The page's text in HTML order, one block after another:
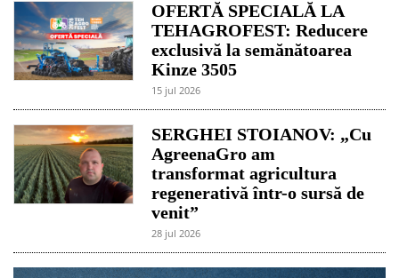
OFERTĂ SPECIALĂ LA
TEHAGROFEST: Reducere
exclusivă la semănătoarea
Kinze 3505
15 jul 2026
SERGHEI STOIANOV: „Cu
AgreenaGro am
transformat agricultura
regenerativă într-o sursă de
venit”
28 jul 2026